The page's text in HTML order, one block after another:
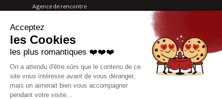
Agence de rencontre
Sites de rencontre
Net Dating Assistant
À propos
Charte éthique
Recrutement
Partenariats